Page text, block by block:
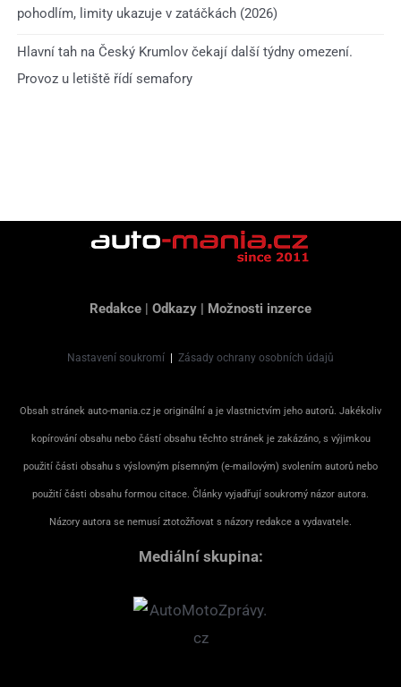
pohodlím, limity ukazuje v zatáčkách (2026)
Hlavní tah na Český Krumlov čekají další týdny omezení.
Provoz u letiště řídí semafory
Redakce | Odkazy | Možnosti inzerce
Nastavení soukromí Zásady ochrany osobních údajů
Obsah stránek auto-mania.cz je originální a je vlastnictvím jeho autorů. Jakékoliv
kopírování obsahu nebo částí obsahu těchto stránek je zakázáno, s výjimkou
použití části obsahu s výslovným písemným (e-mailovým) svolením autorů nebo
použití části obsahu formou citace. Články vyjadřují soukromý názor autora.
Názory autora se nemusí ztotožňovat s názory redakce a vydavatele.
Mediální skupina: